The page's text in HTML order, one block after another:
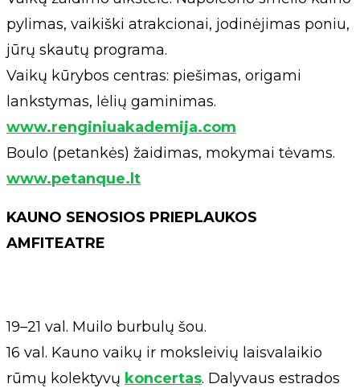
pylimas, vaikiški atrakcionai, jodinėjimas poniu,
jūrų skautų programa.
Vaikų kūrybos centras: piešimas, origami
lankstymas, lėlių gaminimas.
www.renginiuakademija.com
Boulo (petankės) žaidimas, mokymai tėvams.
www.petanque.lt
KAUNO SENOSIOS PRIEPLAUKOS
AMFITEATRE
19–21 val. Muilo burbulų šou.
16 val. Kauno vaikų ir moksleivių laisvalaikio
rūmų kolektyvų koncertas. Dalyvaus estrados